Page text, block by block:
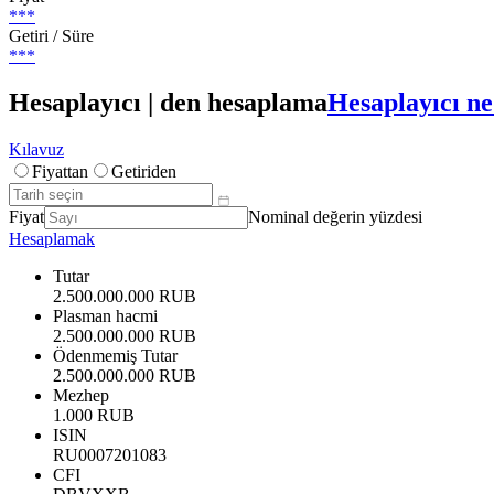
***
Getiri / Süre
***
Hesaplayıcı | den hesaplamaHesaplayıcı
Kılavuz
Fiyattan
Getiriden
Fiyat
Nominal değerin yüzdesi
Hesaplamak
Tutar
2.500.000.000 RUB
Plasman hacmi
2.500.000.000 RUB
Ödenmemiş Tutar
2.500.000.000 RUB
Mezhep
1.000 RUB
ISIN
RU0007201083
CFI